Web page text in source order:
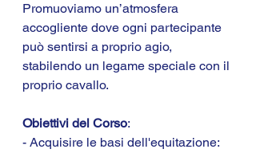
Promuoviamo un’atmosfera
accogliente dove ogni partecipante
può sentirsi a proprio agio,
stabilendo un legame speciale con il
proprio cavallo.
Obiettivi del Corso:
- Acquisire le basi dell'equitazione: